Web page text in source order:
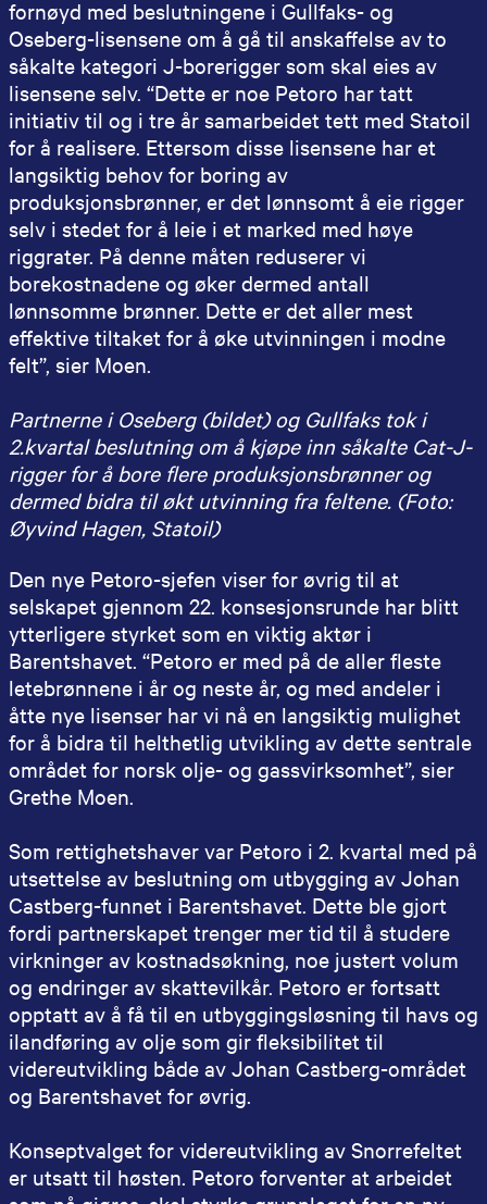
fornøyd med beslutningene i Gullfaks- og
Oseberg-lisensene om å gå til anskaffelse av to
såkalte kategori J-borerigger som skal eies av
lisensene selv. “Dette er noe Petoro har tatt
initiativ til og i tre år samarbeidet tett med Statoil
for å realisere. Ettersom disse lisensene har et
langsiktig behov for boring av
produksjonsbrønner, er det lønnsomt å eie rigger
selv i stedet for å leie i et marked med høye
riggrater. På denne måten reduserer vi
borekostnadene og øker dermed antall
lønnsomme brønner. Dette er det aller mest
effektive tiltaket for å øke utvinningen i modne
felt”, sier Moen.
Partnerne i Oseberg (bildet) og Gullfaks tok i
2.kvartal beslutning om å kjøpe inn såkalte Cat-J-
rigger for å bore flere produksjonsbrønner og
dermed bidra til økt utvinning fra feltene. (Foto:
Øyvind Hagen, Statoil)
Den nye Petoro-sjefen viser for øvrig til at
selskapet gjennom 22. konsesjonsrunde har blitt
ytterligere styrket som en viktig aktør i
Barentshavet. “Petoro er med på de aller fleste
letebrønnene i år og neste år, og med andeler i
åtte nye lisenser har vi nå en langsiktig mulighet
for å bidra til helthetlig utvikling av dette sentrale
området for norsk olje- og gassvirksomhet”, sier
Grethe Moen.
Som rettighetshaver var Petoro i 2. kvartal med på
utsettelse av beslutning om utbygging av Johan
Castberg-funnet i Barentshavet. Dette ble gjort
fordi partnerskapet trenger mer tid til å studere
virkninger av kostnadsøkning, noe justert volum
og endringer av skattevilkår. Petoro er fortsatt
opptatt av å få til en utbyggingsløsning til havs og
ilandføring av olje som gir fleksibilitet til
videreutvikling både av Johan Castberg-området
og Barentshavet for øvrig.
Konseptvalget for videreutvikling av Snorrefeltet
er utsatt til høsten. Petoro forventer at arbeidet